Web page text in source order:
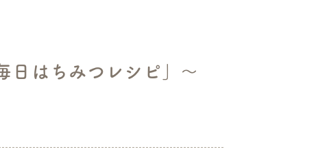
日はちみつレシピ」～